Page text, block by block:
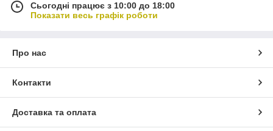
Сьогодні працює з 10:00 до 18:00
Показати весь графік роботи
Про нас
Контакти
Доставка та оплата